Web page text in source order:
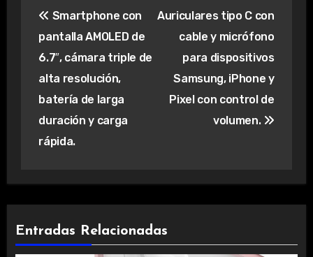
de
entradas
Smartphone con
pantalla AMOLED de
6.7″, cámara triple de
alta resolución,
batería de larga
duración y carga
rápida.
Auriculares tipo C con
cable y micrófono
para dispositivos
Samsung, iPhone y
Pixel con control de
volumen.
Entradas Relacionadas